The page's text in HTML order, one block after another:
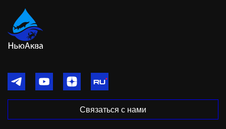
Связаться с нами